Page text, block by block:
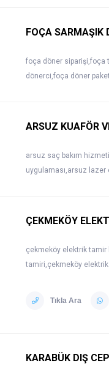
FOÇA SARMAŞIK
foça döner siparişi,foça
dönerci,foça döner
ARSUZ KUAFÖR
arsuz saç bakım
uygulaması,arsuz
ÇEKMEKÖY
çekmeköy elektrik
tamiri,çekmeköy
Tıkla Ara
KARABÜK DIŞ